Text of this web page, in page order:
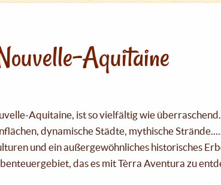
Aquitaine
Aquitaine, ist so vielfältig wie
dynamische Städte, mythische Strände.....
und ein außergewöhnliches historisches
das es mit Tèrra Aventura zu